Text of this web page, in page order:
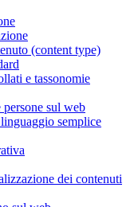
(content type)
e tassonomie
sul web
semplice
dei contenuti